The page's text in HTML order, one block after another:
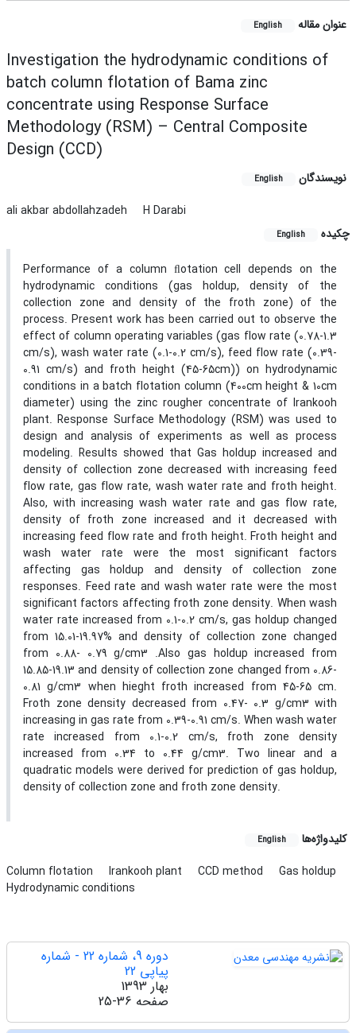
عنوان مقاله English
Investigation the hydrodynamic conditions of
batch column flotation of Bama zinc
concentrate using Response Surface
Methodology (RSM) – Central Composite
Design (CCD)
نویسندگان English
ali akbar abdollahzadeh
H Darabi
چکیده
English
Performance of a column ﬂotation cell depends on the
hydrodynamic conditions (gas holdup, density of the
collection zone and density of the froth zone) of the
process. Present work has been carried out to observe the
effect of column operating variables (gas flow rate (0.78-1.3
cm/s), wash water rate (0.1-0.2 cm/s), feed flow rate (0.39-
0.91 cm/s) and froth height (45-65cm)) on hydrodynamic
conditions in a batch flotation column (400cm height & 10cm
diameter) using the zinc rougher concentrate of Irankooh
plant. Response Surface Methodology (RSM) was used to
design and analysis of experiments as well as process
modeling. Results showed that Gas holdup increased and
density of collection zone decreased with increasing feed
flow rate, gas flow rate, wash water rate and froth height.
Also, with increasing wash water rate and gas flow rate,
density of froth zone increased and it decreased with
increasing feed flow rate and froth height. Froth height and
wash water rate were the most significant factors
affecting gas holdup and density of collection zone
responses. Feed rate and wash water rate were the most
significant factors affecting froth zone density. When wash
water rate increased from 0.1-0.2 cm/s, gas holdup changed
from 15.01-19.97% and density of collection zone changed
from 0.88- 0.79 g/cm3 .Also gas holdup increased from
15.85-19.13 and density of collection zone changed from 0.86-
0.81 g/cm3 when hieght froth increased from 45-65 cm.
Froth zone density decreased from 0.47- 0.3 g/cm3 with
increasing in gas rate from 0.39-0.91 cm/s. When wash water
rate increased from 0.1-0.2 cm/s, froth zone density
increased from 0.34 to 0.44 g/cm3. Two linear and a
quadratic models were derived for prediction of gas holdup,
density of collection zone and froth zone density.
کلیدواژه‌ها English
Column flotation Irankooh plant CCD method
Gas holdup
Hydrodynamic conditions
دوره 9، شماره 22 - شماره
پیاپی 22
بهار 1393
صفحه 25-36